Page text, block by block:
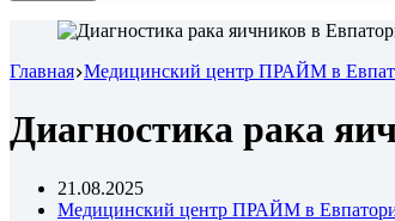
Главная Медицинский центр ПРАЙМ в
Диагностика рака
21.08.2025
Медицинский центр ПРАЙМ в